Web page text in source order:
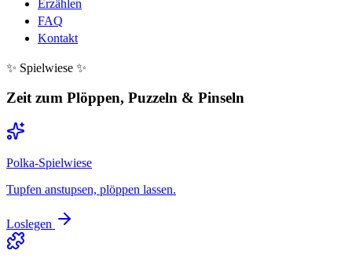
Erzählen
FAQ
Kontakt
✨ Spielwiese ✨
Zeit zum Plöppen, Puzzeln & Pinseln
Polka-Spielwiese
Tupfen anstupsen, plöppen lassen.
Loslegen